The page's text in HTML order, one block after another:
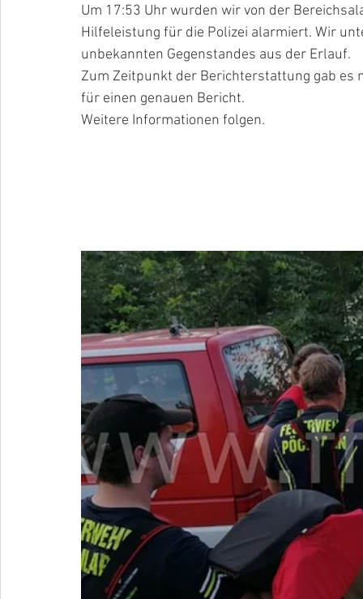
Um 17:53 Uhr wurden wir von der
Hilfeleistung für die Polizei alarmiert. Wir
unbekannten Gegenstandes aus der Erlauf.
Zum Zeitpunkt der Berichterstattung gab es
für einen genauen Bericht.
Weitere Informationen folgen.